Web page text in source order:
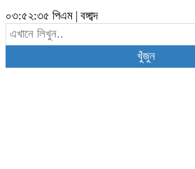
০৩:৫২:৩৬ পিএম| বঙ্গাব্দ
খুঁজুন